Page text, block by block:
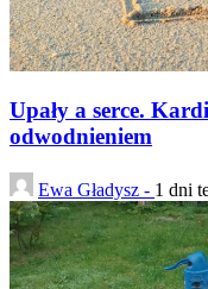
Upały a serce.
odwodnieniem
Ewa Gładysz - 1 dni